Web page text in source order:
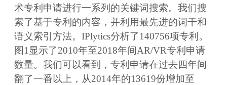
术专利申请进行一系列的关键词搜索。我们搜
索了基于专利的内容，并利用最先进的词干和
语义索引方法。IPlytics分析了140756项专利。
图1显示了2010年至2018年间AR/VR专利申请
数量。我们可以看到，专利申请在过去四年间
翻了一番以上，从2014年的13619份增加至